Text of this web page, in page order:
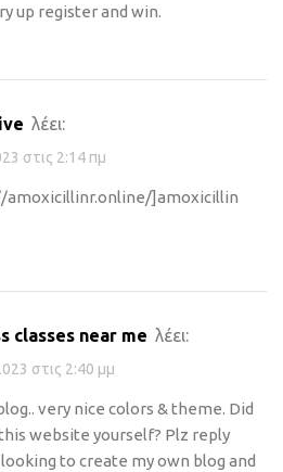
up register and win.
λέει:
στις 2:14 πμ
amoxicillinr.online/]amoxicillin
classes near me λέει:
στις 2:40 μμ
very nice colors & theme. Did
website yourself? Plz reply
looking to create my own blog and